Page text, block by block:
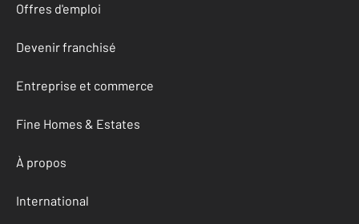
Offres d'emploi
Devenir franchisé
Entreprise et commerce
Fine Homes & Estates
À propos
International